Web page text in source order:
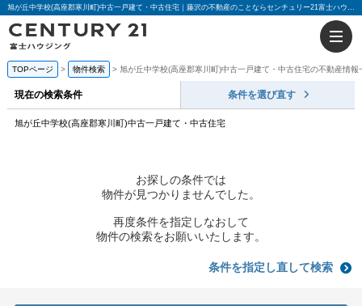
旭が丘中学校(高座郡寒川町)中古一戸建て・中古住宅｜藤沢の不動産のことならセンチュリー21富士ハウジング
TOPページ 物件検索 旭が丘中学校(高座郡寒川町)中古一戸建て・中古住宅の不動産情報
現在の検索条件 条件を選び直す
旭が丘中学校(高座郡寒川町)中古一戸建て・中古住宅
お探しの条件では
物件が見つかりませんでした。
再度条件を指定しなおして
物件の検索をお願いいたします。
条件を指定し直して検索